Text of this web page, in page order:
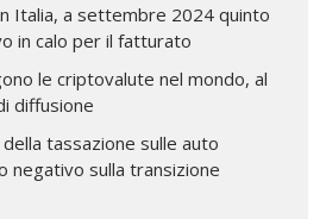
Italia, a settembre 2024 quinto
in calo per il fatturato
le criptovalute nel mondo, al
diffusione
tassazione sulle auto
negativo sulla transizione